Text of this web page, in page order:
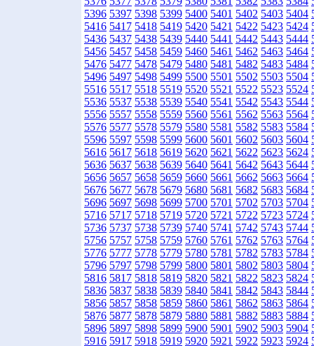
5396 5397 5398 5399 5400 5401 5402 5403 5404
5416 5417 5418 5419 5420 5421 5422 5423 5424
5436 5437 5438 5439 5440 5441 5442 5443 5444
5456 5457 5458 5459 5460 5461 5462 5463 5464
5476 5477 5478 5479 5480 5481 5482 5483 5484
5496 5497 5498 5499 5500 5501 5502 5503 5504
5516 5517 5518 5519 5520 5521 5522 5523 5524
5536 5537 5538 5539 5540 5541 5542 5543 5544
5556 5557 5558 5559 5560 5561 5562 5563 5564
5576 5577 5578 5579 5580 5581 5582 5583 5584
5596 5597 5598 5599 5600 5601 5602 5603 5604
5616 5617 5618 5619 5620 5621 5622 5623 5624
5636 5637 5638 5639 5640 5641 5642 5643 5644
5656 5657 5658 5659 5660 5661 5662 5663 5664
5676 5677 5678 5679 5680 5681 5682 5683 5684
5696 5697 5698 5699 5700 5701 5702 5703 5704
5716 5717 5718 5719 5720 5721 5722 5723 5724
5736 5737 5738 5739 5740 5741 5742 5743 5744
5756 5757 5758 5759 5760 5761 5762 5763 5764
5776 5777 5778 5779 5780 5781 5782 5783 5784
5796 5797 5798 5799 5800 5801 5802 5803 5804
5816 5817 5818 5819 5820 5821 5822 5823 5824
5836 5837 5838 5839 5840 5841 5842 5843 5844
5856 5857 5858 5859 5860 5861 5862 5863 5864
5876 5877 5878 5879 5880 5881 5882 5883 5884
5896 5897 5898 5899 5900 5901 5902 5903 5904
5916 5917 5918 5919 5920 5921 5922 5923 5924